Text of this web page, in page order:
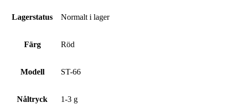
Lagerstatus Normalt i lager
Färg Röd
Modell ST-66
Nåltryck 1-3 g